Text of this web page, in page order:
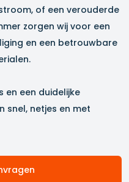
of een verouderde
zorgen wij voor een
en een betrouwbare
en een duidelijke
snel, netjes en met